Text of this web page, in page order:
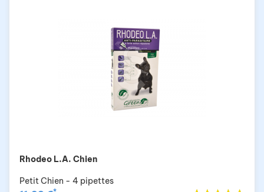
Rhodeo L.A. Chien
Petit Chien - 4 pipettes